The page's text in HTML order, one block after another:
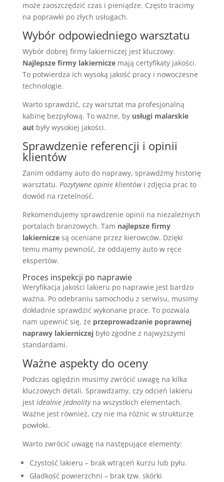
może zaoszczędzić czas i pieniądze. Często tracimy
na poprawki po złych usługach.
Wybór odpowiedniego warsztatu
Wybór dobrej firmy lakierniczej jest kluczowy.
Najlepsze firmy lakierniczemają certyfikaty jakości.
To potwierdza ich wysoką jakość pracy i nowoczesne
technologie.
Warto sprawdzić, czy warsztat ma profesjonalną
kabinę bezpyłową. To ważne, by usługi malarskie
autbyły wysokiej jakości.
Sprawdzenie referencji i opinii
klientów
Zanim oddamy auto do naprawy, sprawdźmy historię
warsztatu. Pozytywne opinie klientówi zdjęcia prac to
dowód na rzetelność.
Rekomendujemy sprawdzenie opinii na niezależnych
portalach branżowych. Tam najlepsze firmy
lakierniczesą oceniane przez kierowców. Dzięki
temu mamy pewność, że oddajemy auto w ręce
ekspertów.
Proces inspekcji po naprawie
Weryfikacja jakości lakieru po naprawie jest bardzo
ważna. Po odebraniu samochodu z serwisu, musimy
dokładnie sprawdzić wykonane prace. To pozwala
nam upewnić się, że przeprowadzanie poprawnej
naprawy lakierniczejbyło zgodne z najwyższymi
standardami.
Ważne aspekty do oceny
Podczas oględzin musimy zwrócić uwagę na kilka
kluczowych detali. Sprawdzamy, czy odcień lakieru
jest idealnie jednolityna wszystkich elementach.
Ważne jest również, czy nie ma różnic w strukturze
powłoki.
Warto zwrócić uwagę na następujące elementy:
Czystość lakieru – brak wtrąceń kurzu lub pyłu.
Gładkość powierzchni – brak tzw. skórki